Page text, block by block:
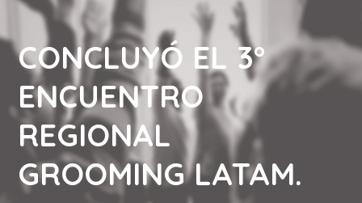
CONCLUYÓ EL 3°
ENCUENTRO
REGIONAL
GROOMING LATAM.